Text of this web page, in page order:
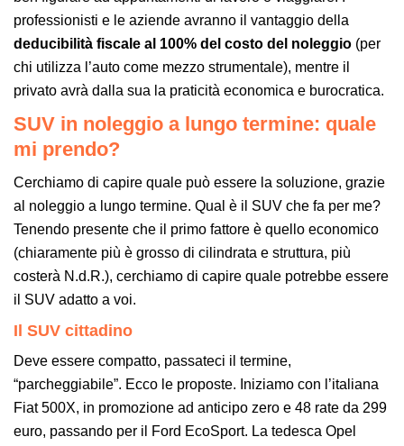
professionisti e le aziende avranno il vantaggio della
deducibilità fiscale al 100% del costo del noleggio (per
chi utilizza l’auto come mezzo strumentale), mentre il
privato avrà dalla sua la praticità economica e burocratica.
SUV in noleggio a lungo termine: quale
mi prendo?
Cerchiamo di capire quale può essere la soluzione, grazie
al noleggio a lungo termine. Qual è il SUV che fa per me?
Tenendo presente che il primo fattore è quello economico
(chiaramente più è grosso di cilindrata e struttura, più
costerà N.d.R.), cerchiamo di capire quale potrebbe essere
il SUV adatto a voi.
Il SUV cittadino
Deve essere compatto, passateci il termine,
“parcheggiabile”. Ecco le proposte. Iniziamo con l’italiana
Fiat 500X, in promozione ad anticipo zero e 48 rate da 299
euro, passando per il Ford EcoSport. La tedesca Opel